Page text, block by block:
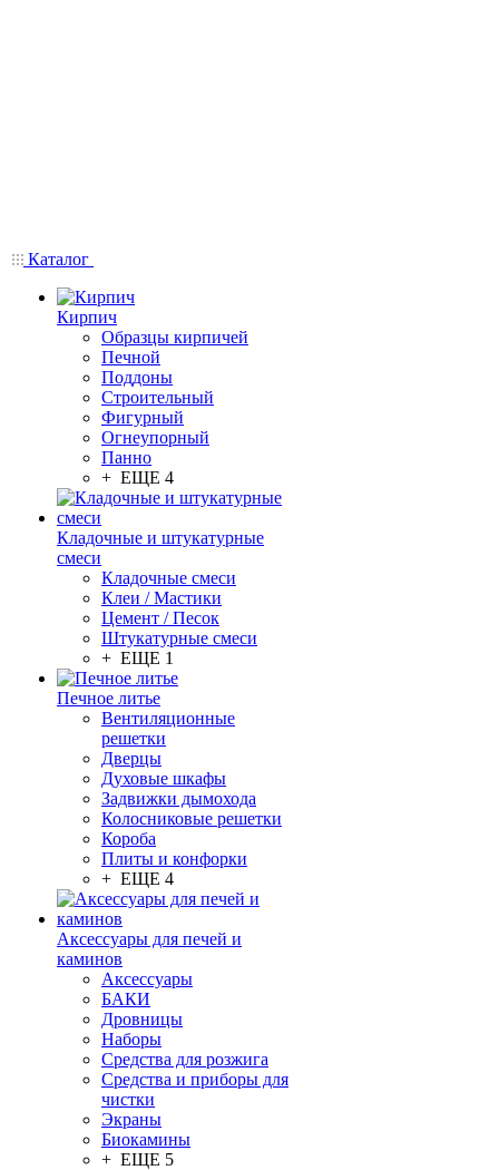
Каталог
Кирпич
Образцы кирпичей
Печной
Поддоны
Строительный
Фигурный
Огнеупорный
Панно
+ ЕЩЕ 4
Кладочные и штукатурные
смеси
Кладочные смеси
Клеи / Мастики
Цемент / Песок
Штукатурные смеси
+ ЕЩЕ 1
Печное литье
Вентиляционные
решетки
Дверцы
Духовые шкафы
Задвижки дымохода
Колосниковые решетки
Короба
Плиты и конфорки
+ ЕЩЕ 4
Аксессуары для печей и
каминов
Аксессуары
БАКИ
Дровницы
Наборы
Средства для розжига
Средства и приборы для
чистки
Экраны
Биокамины
+ ЕЩЕ 5